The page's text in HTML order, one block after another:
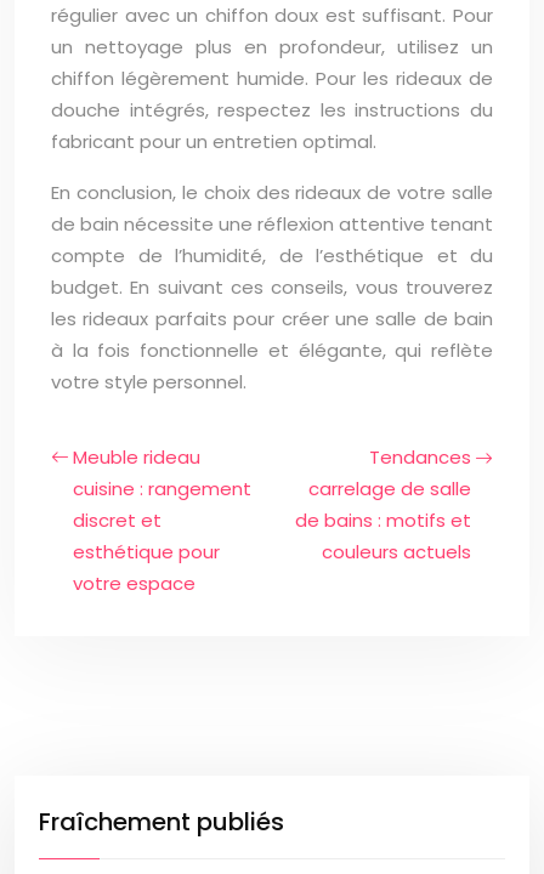
régulier avec un chiffon doux est suffisant. Pour
un nettoyage plus en profondeur, utilisez un
chiffon légèrement humide. Pour les rideaux de
douche intégrés, respectez les instructions du
fabricant pour un entretien optimal.
En conclusion, le choix des rideaux de votre salle
de bain nécessite une réflexion attentive tenant
compte de l’humidité, de l’esthétique et du
budget. En suivant ces conseils, vous trouverez
les rideaux parfaits pour créer une salle de bain
à la fois fonctionnelle et élégante, qui reflète
votre style personnel.
Meuble rideau
cuisine : rangement
discret et
esthétique pour
votre espace
Tendances
carrelage de salle
de bains : motifs et
couleurs actuels
Fraîchement publiés